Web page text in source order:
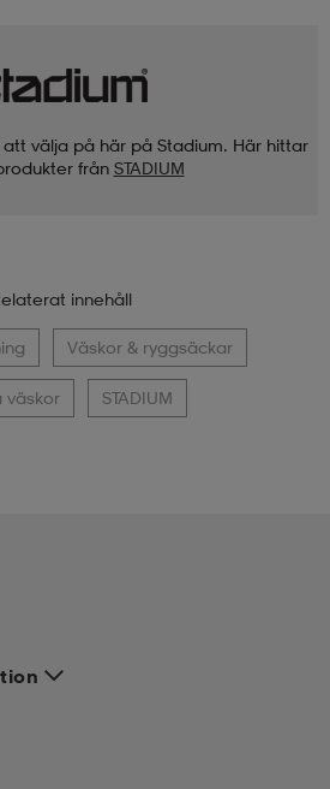
välja på här på Stadium. Här hittar
från STADIUM
innehåll
Väskor & ryggsäckar
väskor STADIUM